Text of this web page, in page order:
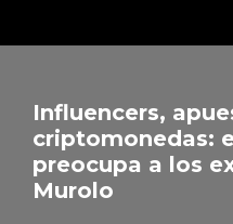
contenido
Influencers,
criptomonedas:
preocupa a los
Murolo